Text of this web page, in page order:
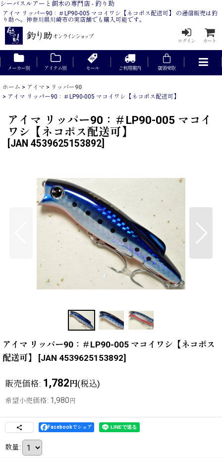
シーバスルアーと餌木の専門店 - 釣り助
アイマ リッパー90：＃LP90-005 マコイワシ【ネコポス配送可】 の通信販売は釣
り助へ。神奈川県川崎市の実店舗でも購入可能です。
ログイン カート
メーカー別 アイテム別 セール ご利用案内 店頭受取
ホーム > アイマ > リッパー90
> アイマ リッパー90：＃LP90-005 マコイワシ【ネコポス配送可】
アイマ リッパー90：＃LP90-005 マコイ
ワシ【ネコポス配送可】
JAN 4539625153892
アイマ リッパー90：＃LP90-005 マコイワシ【ネコポス
配送可】
[JAN 4539625153892]
販売価格: 1,782円(税込)
希望小売価格: 1,980 円
Facebookでシェア
数量: